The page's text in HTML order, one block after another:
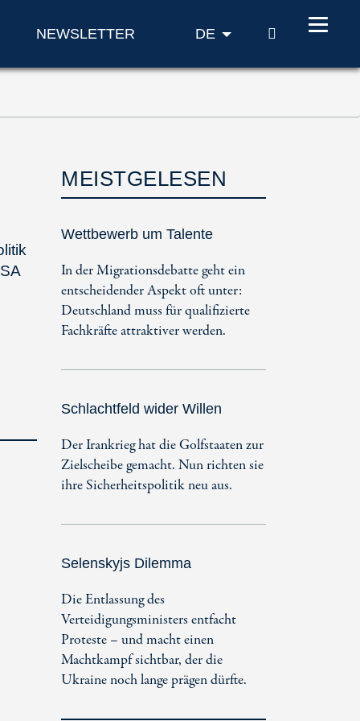
NEWSLETTER DE SUCHE
MEISTGELESEN
Wettbewerb um Talente
In der Migrationsdebatte geht ein
entscheidender Aspekt oft unter:
Deutschland muss für qualifizierte
Fachkräfte attraktiver werden.
Schlachtfeld wider Willen
Der Irankrieg hat die Golfstaaten zur
Zielscheibe gemacht. Nun richten sie
ihre Sicherheitspolitik neu aus.
Selenskyjs Dilemma
Die Entlassung des
Verteidigungsministers entfacht
Proteste – und macht einen
Machtkampf sichtbar, der die
Ukraine noch lange prägen dürfte.